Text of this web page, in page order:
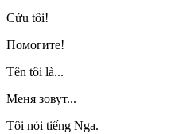
Cứu tôi!
Помогите!
Tên tôi là...
Меня зовут...
Tôi nói tiếng Nga.